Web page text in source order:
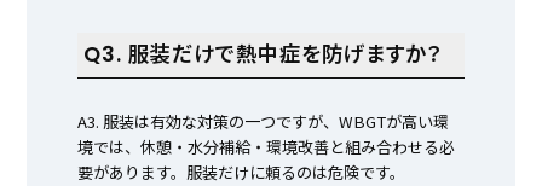
Q3. 服装だけで熱中症を防げますか？
A3. 服装は有効な対策の一つですが、WBGTが高い環
境では、休憩・水分補給・環境改善と組み合わせる必
要があります。服装だけに頼るのは危険です。